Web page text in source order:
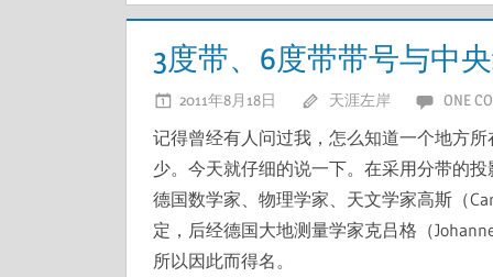
3度带、6度带带号与中
2011年8月18日 天涯左岸 ONE
记得曾经有人问过我，怎么知道一个地方
少。今天就仔细的说一下。在采用分带的
德国数学家、物理学家、天文学家高斯（
定，后经德国大地测量学家克吕格（
所以因此而得名。